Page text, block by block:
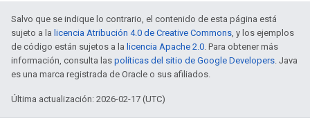
Salvo que se indique lo contrario, el contenido de esta página está
sujeto a la licencia Atribución 4.0 de Creative Commons, y los ejemplos
de código están sujetos a la licencia Apache 2.0. Para obtener más
información, consulta las políticas del sitio de Google Developers. Java
es una marca registrada de Oracle o sus afiliados.
Última actualización: 2026-02-17 (UTC)